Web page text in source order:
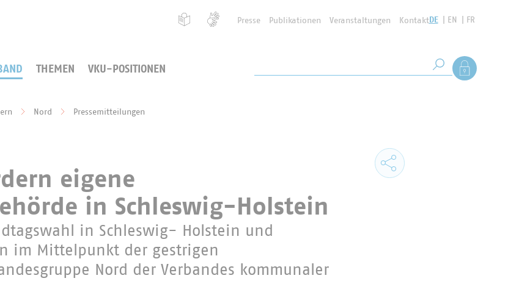
Presse Publikationen Veranstaltungen KontaktDE EN FR
THEMEN VKU-POSITIONEN Suche starten
Als Mitglied
Nord Pressemitteilungen
eigene
in Schleswig-Holstein
in Schleswig- Holstein und
im Mittelpunkt der gestrigen
Nord der Verbandes kommunaler